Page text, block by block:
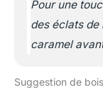
Pour une
des éclats
caramel
Suggestion de